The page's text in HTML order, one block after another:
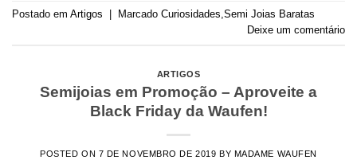
Postado em Artigos Marcado Curiosidades Semi Joias Baratas
Deixe um comentário
ARTIGOS
Semijoias em Promoção – Aproveite a
Black Friday da Waufen!
POSTED ON 7 DE NOVEMBRO DE 2019 BY MADAME WAUFEN